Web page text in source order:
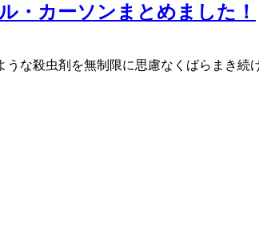
・カーソンまとめました！
な殺虫剤を無制限に思慮なくばらまき続